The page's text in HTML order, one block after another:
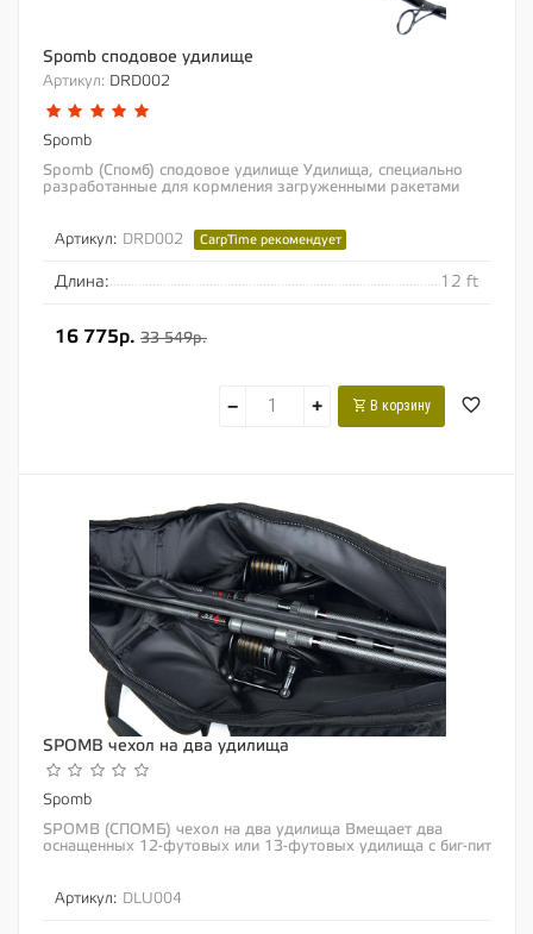
Spomb сподовое удилище
Артикул: DRD002
Spomb
Spomb (Спомб) сподовое удилище Удилища, специально
разработанные для кормления загруженными ракетами
Артикул: DRD002 CarpTime рекомендует
Длина: 12 ft
16 775р. 33 549р.
− + В корзину
SPOMB чехол на два удилища
Spomb
SPOMB (СПОМБ) чехол на два удилища Вмещает два
оснащенных 12-футовых или 13-футовых удилища с биг-пит
Артикул: DLU004